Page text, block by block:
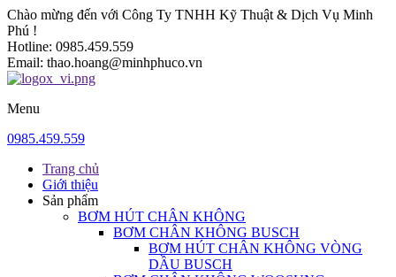
Chào mừng đến với Công Ty TNHH Kỹ Thuật & Dịch Vụ Minh
Phú !
Hotline: 0985.459.559
Email: thao.hoang@minhphuco.vn
Menu
0985.459.559
Trang chủ
Giới thiệu
Sản phẩm
BƠM HÚT CHÂN KHÔNG
BƠM CHÂN KHÔNG BUSCH
BƠM HÚT CHÂN KHÔNG VÒNG
DẦU BUSCH